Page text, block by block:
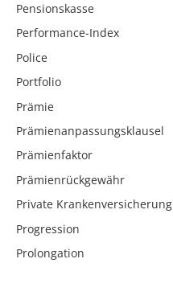
Pensionskasse
Performance-Index
Police
Portfolio
Prämie
Prämienanpassungsklausel
Prämienfaktor
Prämienrückgewähr
Private Krankenversicherung
Progression
Prolongation